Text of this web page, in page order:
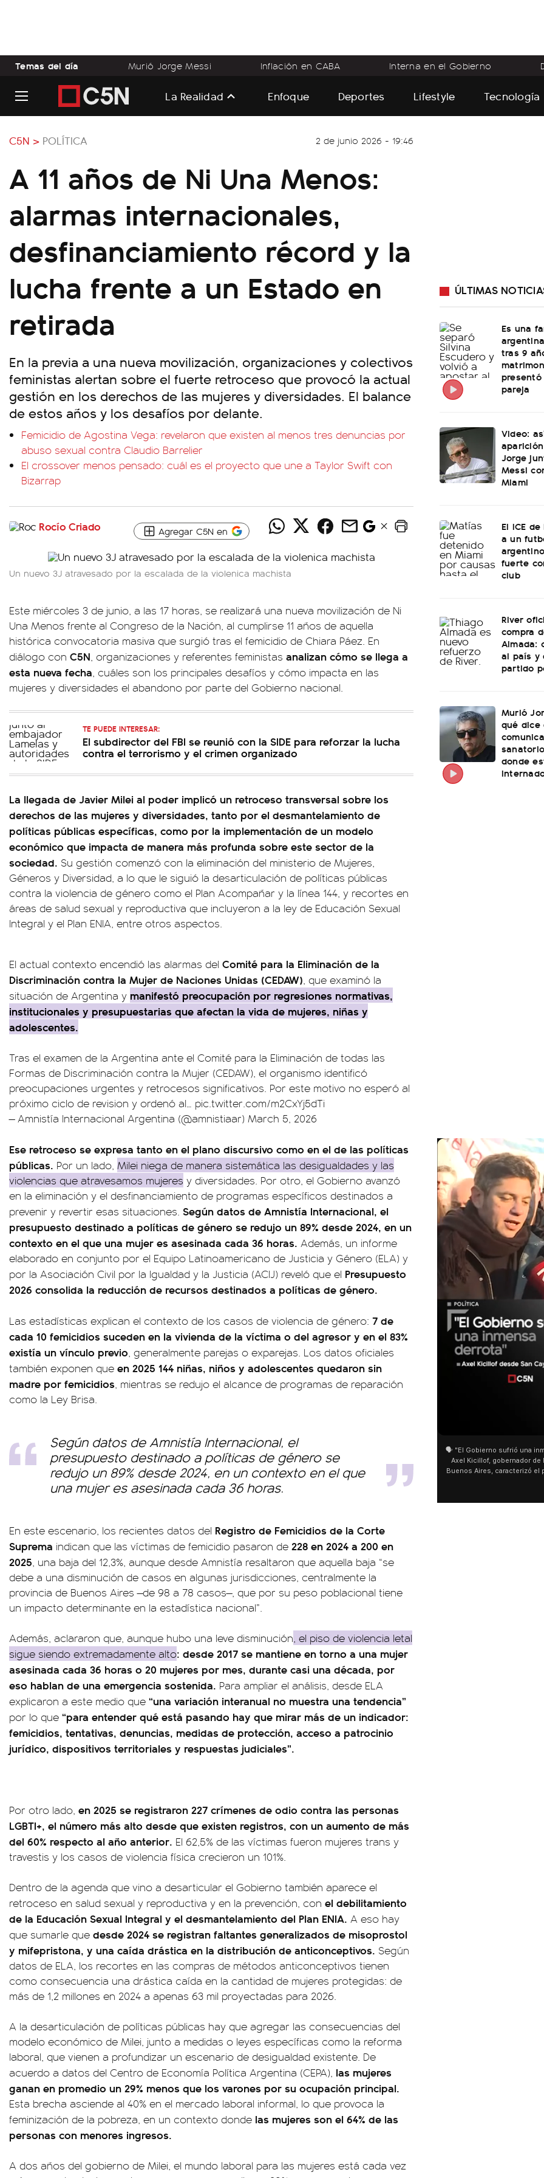
Temas del día Murió Jorge Messi Inflación en CABA Interna en el Gobierno
La Realidad Enfoque Deportes Lifestyle Tecnología
C5N > POLÍTICA 2 de junio 2026 - 19:46
A 11 años de Ni Una Menos:
alarmas internacionales,
desfinanciamiento récord y la
lucha frente a un Estado en
retirada
En la previa a una nueva movilización, organizaciones y colectivos
feministas alertan sobre el fuerte retroceso que provocó la actual
gestión en los derechos de las mujeres y diversidades. El balance
de estos años y los desafíos por delante.
Femicidio de Agostina Vega: revelaron que existen al menos tres denuncias por
abuso sexual contra Claudio Barrelier
El crossover menos pensado: cuál es el proyecto que une a Taylor Swift con
Bizarrap
Rocío Criado Agregar C5N en
Un nuevo 3J atravesado por la escalada de la violenica machista
Este miércoles 3 de junio, a las 17 horas, se realizará una nueva movilización de Ni
Una Menos frente al Congreso de la Nación, al cumplirse 11 años de aquella
histórica convocatoria masiva que surgió tras el femicidio de Chiara Páez. En
diálogo con C5N, organizaciones y referentes feministas analizan cómo se llega a
esta nueva fecha, cuáles son los principales desafíos y cómo impacta en las
mujeres y diversidades el abandono por parte del Gobierno nacional.
TE PUEDE INTERESAR:
El subdirector del FBI se reunió con la SIDE para reforzar la lucha
contra el terrorismo y el crimen organizado
La llegada de Javier Milei al poder implicó un retroceso transversal sobre los
derechos de las mujeres y diversidades, tanto por el desmantelamiento de
políticas públicas específicas, como por la implementación de un modelo
económico que impacta de manera más profunda sobre este sector de la
sociedad. Su gestión comenzó con la eliminación del ministerio de Mujeres,
Géneros y Diversidad, a lo que le siguió la desarticulación de políticas públicas
contra la violencia de género como el Plan Acompañar y la línea 144, y recortes en
áreas de salud sexual y reproductiva que incluyeron a la ley de Educación Sexual
Integral y el Plan ENIA, entre otros aspectos.
El actual contexto encendió las alarmas del Comité para la Eliminación de la
Discriminación contra la Mujer de Naciones Unidas (CEDAW), que examinó la
situación de Argentina y manifestó preocupación por regresiones normativas,
institucionales y presupuestarias que afectan la vida de mujeres, niñas y
adolescentes.
Tras el examen de la Argentina ante el Comité para la Eliminación de todas las
Formas de Discriminación contra la Mujer (CEDAW), el organismo identificó
preocupaciones urgentes y retrocesos significativos. Por este motivo no esperó al
próximo ciclo de revision y ordenó al… pic.twitter.com/m2CxYj5dTi
— Amnistía Internacional Argentina (@amnistiaar) March 5, 2026
Ese retroceso se expresa tanto en el plano discursivo como en el de las políticas
públicas. Por un lado, Milei niega de manera sistemática las desigualdades y las
violencias que atravesamos mujeres y diversidades. Por otro, el Gobierno avanzó
en la eliminación y el desfinanciamiento de programas específicos destinados a
prevenir y revertir esas situaciones. Según datos de Amnistía Internacional, el
presupuesto destinado a políticas de género se redujo un 89% desde 2024, en un
contexto en el que una mujer es asesinada cada 36 horas. Además, un informe
elaborado en conjunto por el Equipo Latinoamericano de Justicia y Género (ELA) y
por la Asociación Civil por la Igualdad y la Justicia (ACIJ) reveló que el Presupuesto
2026 consolida la reducción de recursos destinados a políticas de género.
Las estadísticas explican el contexto de los casos de violencia de género: 7 de
cada 10 femicidios suceden en la vivienda de la víctima o del agresor y en el 83%
existía un vínculo previo, generalmente parejas o exparejas. Los datos oficiales
también exponen que en 2025 144 niñas, niños y adolescentes quedaron sin
madre por femicidios, mientras se redujo el alcance de programas de reparación
como la Ley Brisa.
Según datos de Amnistía Internacional, el
presupuesto destinado a políticas de género se
redujo un 89% desde 2024, en un contexto en el que
una mujer es asesinada cada 36 horas.
En este escenario, los recientes datos del Registro de Femicidios de la Corte
Suprema indican que las víctimas de femicidio pasaron de 228 en 2024 a 200 en
2025, una baja del 12,3%, aunque desde Amnistía resaltaron que aquella baja “se
debe a una disminución de casos en algunas jurisdicciones, centralmente la
provincia de Buenos Aires —de 98 a 78 casos—, que por su peso poblacional tiene
un impacto determinante en la estadística nacional”.
Además, aclararon que, aunque hubo una leve disminución, el piso de violencia letal
sigue siendo extremadamente alto: desde 2017 se mantiene en torno a una mujer
asesinada cada 36 horas o 20 mujeres por mes, durante casi una década, por
eso hablan de una emergencia sostenida. Para ampliar el análisis, desde ELA
explicaron a este medio que “una variación interanual no muestra una tendencia”
por lo que “para entender qué está pasando hay que mirar más de un indicador:
femicidios, tentativas, denuncias, medidas de protección, acceso a patrocinio
jurídico, dispositivos territoriales y respuestas judiciales”.
Por otro lado, en 2025 se registraron 227 crímenes de odio contra las personas
LGBTI+, el número más alto desde que existen registros, con un aumento de más
del 60% respecto al año anterior. El 62,5% de las víctimas fueron mujeres trans y
travestis y los casos de violencia física crecieron un 101%.
Dentro de la agenda que vino a desarticular el Gobierno también aparece el
retroceso en salud sexual y reproductiva y en la prevención, con el debilitamiento
de la Educación Sexual Integral y el desmantelamiento del Plan ENIA. A eso hay
que sumarle que desde 2024 se registran faltantes generalizados de misoprostol
y mifepristona, y una caída drástica en la distribución de anticonceptivos. Según
datos de ELA, los recortes en las compras de métodos anticonceptivos tienen
como consecuencia una drástica caída en la cantidad de mujeres protegidas: de
más de 1,2 millones en 2024 a apenas 63 mil proyectadas para 2026.
A la desarticulación de políticas públicas hay que agregar las consecuencias del
modelo económico de Milei, junto a medidas o leyes específicas como la reforma
laboral, que vienen a profundizar un escenario de desigualdad existente. De
acuerdo a datos del Centro de Economía Política Argentina (CEPA), las mujeres
ganan en promedio un 29% menos que los varones por su ocupación principal.
Esta brecha asciende al 40% en el mercado laboral informal, lo que provoca la
feminización de la pobreza, en un contexto donde las mujeres son el 64% de las
personas con menores ingresos.
A dos años del gobierno de Milei, el mundo laboral para las mujeres está cada vez
ÚLTIMAS
Es una
tras 9
presentó
pareja
Video:
Jorge
Messi
Miami
El ICE
a un
fuerte
club
River
compra
Almada:
al país y
partido
Murió
qué dice
donde
🗣️ "El Gobierno sufrió una
Axel Kicillof, gobernador de
Buenos Aires, caracterizó el
como "una lista sábana con
y destacó "la movilización